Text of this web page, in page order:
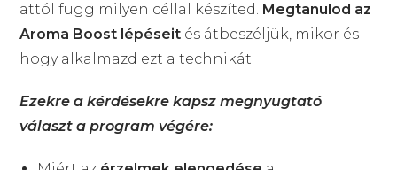
attól függ milyen céllal készíted. Megtanulod az
Aroma Boost lépéseit és átbeszéljük, mikor és
hogy alkalmazd ezt a technikát.
Ezekre a kérdésekre kapsz megnyugtató
választ a program végére: